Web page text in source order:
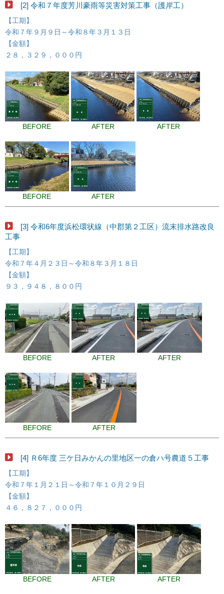
[2] 令和７年度芳川豪雨等災害対策工事（護岸工）
【工期】
令和７年９月９日～令和８年３月１３日
【金額】
２８，３２９，０００円
BEFORE AFTER AFTER
BEFORE AFTER
[3] 令和6年度浜松環状線（中郡第２工区）流末排水路改良
工事
【工期】
令和７年４月２３日～令和８年３月１８日
【金額】
９３，９４８，８００円
BEFORE AFTER AFTER
BEFORE AFTER
[4] Ｒ6年度 三ケ日みかんの里地区一の倉ハ号農道５工事
【工期】
令和７年１月２１日～令和７年１０月２９日
【金額】
４６，８２７，０００円
BEFORE AFTER AFTER